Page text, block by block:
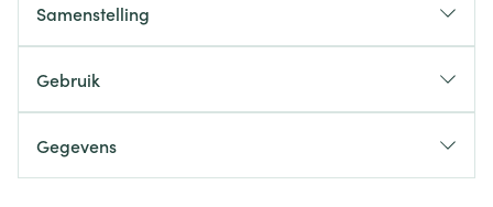
Samenstelling
Gebruik
Gegevens